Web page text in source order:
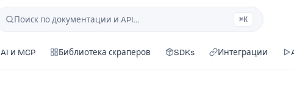
Поиск
Поиск по документации и API… ⌘K
AI и MCP Библиотека скраперов SDKs Интеграции